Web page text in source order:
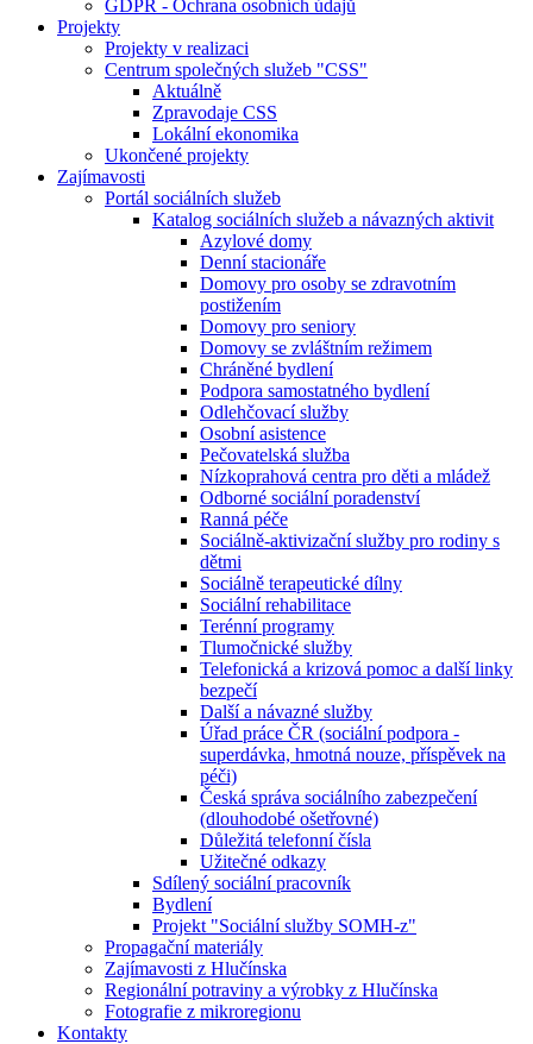
GDPR - Ochrana osobních údajů
Projekty
Projekty v realizaci
Centrum společných služeb "CSS"
Aktuálně
Zpravodaje CSS
Lokální ekonomika
Ukončené projekty
Zajímavosti
Portál sociálních služeb
Katalog sociálních služeb a návazných aktivit
Azylové domy
Denní stacionáře
Domovy pro osoby se zdravotním
postižením
Domovy pro seniory
Domovy se zvláštním režimem
Chráněné bydlení
Podpora samostatného bydlení
Odlehčovací služby
Osobní asistence
Pečovatelská služba
Nízkoprahová centra pro děti a mládež
Odborné sociální poradenství
Ranná péče
Sociálně-aktivizační služby pro rodiny s
dětmi
Sociálně terapeutické dílny
Sociální rehabilitace
Terénní programy
Tlumočnické služby
Telefonická a krizová pomoc a další linky
bezpečí
Další a návazné služby
Úřad práce ČR (sociální podpora -
superdávka, hmotná nouze, příspěvek na
péči)
Česká správa sociálního zabezpečení
(dlouhodobé ošetřovné)
Důležitá telefonní čísla
Užitečné odkazy
Sdílený sociální pracovník
Bydlení
Projekt "Sociální služby SOMH-z"
Propagační materiály
Zajímavosti z Hlučínska
Regionální potraviny a výrobky z Hlučínska
Fotografie z mikroregionu
Kontakty